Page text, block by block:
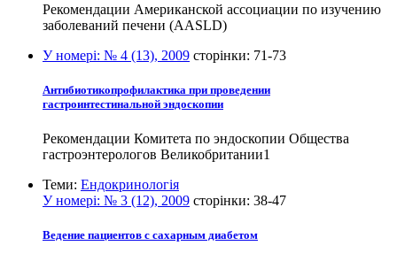
Рекомендации Американской ассоциации по изучению
заболеваний печени (AASLD)
У номері: № 4 (13), 2009 сторінки: 71-73
Антибиотикопрофилактика при проведении
гастроинтестинальной эндоскопии
Рекомендации Комитета по эндоскопии Общества
гастроэнтерологов Великобритании1
Теми: Ендокринологія
У номері: № 3 (12), 2009 сторінки: 38-47
Ведение пациентов с сахарным диабетом